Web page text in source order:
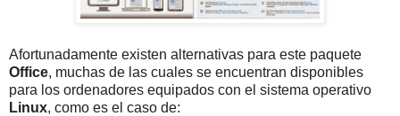
Afortunadamente existen alternativas para este paquete
Office, muchas de las cuales se encuentran disponibles
para los ordenadores equipados con el sistema operativo
Linux, como es el caso de: